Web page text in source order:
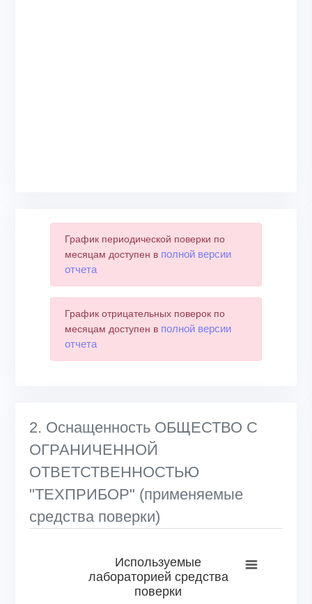
График периодической поверки по
месяцам доступен в полной версии
отчета
График отрицательных поверок по
месяцам доступен в полной версии
отчета
2. Оснащенность ОБЩЕСТВО С
ОГРАНИЧЕННОЙ
ОТВЕТСТВЕННОСТЬЮ
"ТЕХПРИБОР" (применяемые
средства поверки)
Bar chart with 6 bars.
View as data table, Используемые лабораторией
Используемые
лабораторией средства
поверки